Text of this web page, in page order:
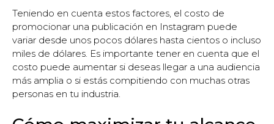
Teniendo en cuenta estos factores, el costo de
promocionar una publicación en Instagram puede
variar desde unos pocos dólares hasta cientos o incluso
miles de dólares. Es importante tener en cuenta que el
costo puede aumentar si deseas llegar a una audiencia
más amplia o si estás compitiendo con muchas otras
personas en tu industria.